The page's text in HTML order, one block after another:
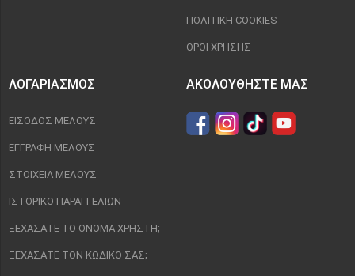
ΠΟΛΙΤΙΚΉ COOKIES
ΌΡΟΙ ΧΡΉΣΗΣ
ΛΟΓΑΡΙΑΣΜΌΣ
ΕΊΣΟΔΟΣ ΜΈΛΟΥΣ
ΕΓΓΡΑΦΉ ΜΈΛΟΥΣ
ΣΤΟΙΧΕΊΑ ΜΈΛΟΥΣ
ΙΣΤΟΡΙΚΌ ΠΑΡΑΓΓΕΛΙΏΝ
ΞΕΧΆΣΑΤΕ ΤΟ ΌΝΟΜΑ ΧΡΉΣΤΗ;
ΞΕΧΆΣΑΤΕ ΤΟΝ ΚΩΔΙΚΌ ΣΑΣ;
ΑΚΟΛΟΥΘΉΣΤΕ ΜΑΣ